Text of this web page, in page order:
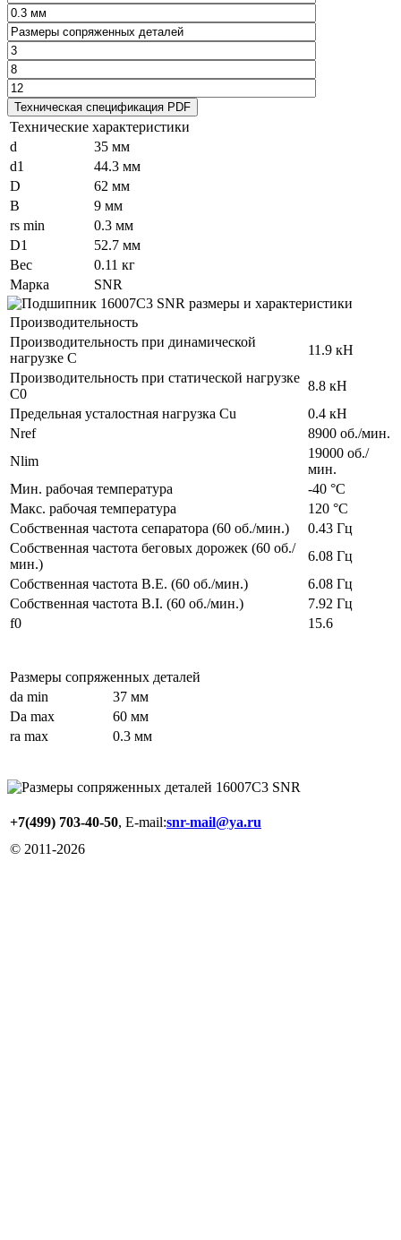
Технические характеристики
d
35 мм
d1
44.3 мм
D
62 мм
B
9 мм
rs min
0.3 мм
D1
52.7 мм
Вес
0.11 кг
Марка
SNR
Производительность
Производительность при динамической
нагрузке C
11.9 кН
Производительность при статической нагрузке
C0
8.8 кН
Предельная усталостная нагрузка Cu
0.4 кН
Nref
8900 об./мин.
Nlim
19000 об./
мин.
Мин. рабочая температура
-40 °C
Макс. рабочая температура
120 °C
Собственная частота сепаратора (60 об./мин.)
0.43 Гц
Собственная частота беговых дорожек (60 об./
мин.)
6.08 Гц
Собственная частота B.E. (60 об./мин.)
6.08 Гц
Собственная частота B.I. (60 об./мин.)
7.92 Гц
f0
15.6
Размеры сопряженных деталей
da min
37 мм
Da max
60 мм
ra max
0.3 мм
+7(499) 703-40-50, E-mail:snr-mail@ya.ru
© 2011-2026